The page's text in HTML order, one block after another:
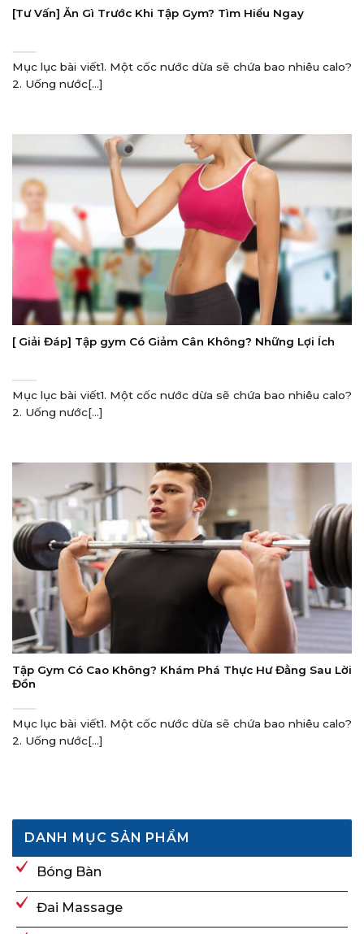
[Tư Vấn] Ăn Gì Trước Khi Tập Gym? Tìm Hiểu Ngay
Mục lục bài viết1. Một cốc nước dừa sẽ chứa bao nhiêu calo?
2. Uống nước[...]
[ Giải Đáp] Tập gym Có Giảm Cân Không? Những Lợi Ích
Mục lục bài viết1. Một cốc nước dừa sẽ chứa bao nhiêu calo?
2. Uống nước[...]
Tập Gym Có Cao Không? Khám Phá Thực Hư Đằng Sau Lời
Đồn
Mục lục bài viết1. Một cốc nước dừa sẽ chứa bao nhiêu calo?
2. Uống nước[...]
DANH MỤC SẢN PHẨM
Bóng Bàn
Đai Massage